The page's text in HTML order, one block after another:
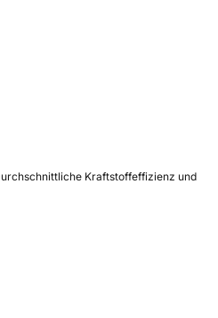
Kraftstoffeffizienz und